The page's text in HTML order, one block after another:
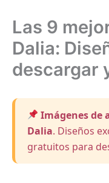
Las 9
Dalia:
descargar
Imágenes de
Dalia. Diseños
gratuitos para